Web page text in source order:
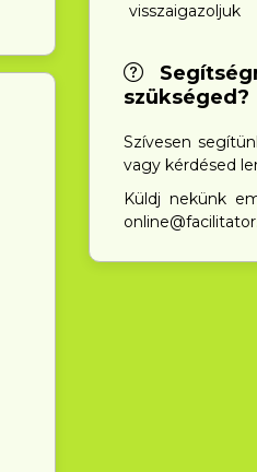
visszaigazoljuk
szükséged?
Szívesen
vagy kérdésed
Küldj nekünk